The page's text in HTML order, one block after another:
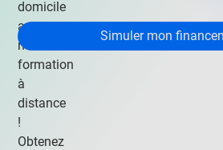
domicile
avec
notre
formation
à
distance
!
Obtenez
Simuler mon